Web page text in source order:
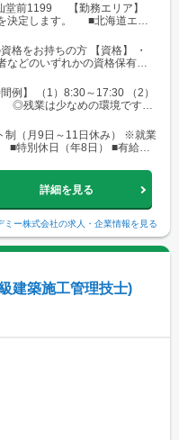
堂前1199 【勤務エリア】
決定します。 ■北海道エリ
区榴岡3-4-1 ■北陸信越エリ
笹口1-2 ■関東エリア └勤務
1 ■東海エリア └勤務地例：
3-2 ■中国・四国エリア └勤
1-3-52 ■九州エリア └勤務地
ては、自宅または現場付近の
合があります。
格をお持ちの方 【資格】 ・
どのいずれかの資格保有者
例】 （1）8:30～17:30 （2）
残業は少なめの環境です。
（月9日～11日休み） ※就業
■特別休日（年8日） ■有給休
詳細を見る
ミー株式会社の求人・企業情報を見る
建築施工管理技士)